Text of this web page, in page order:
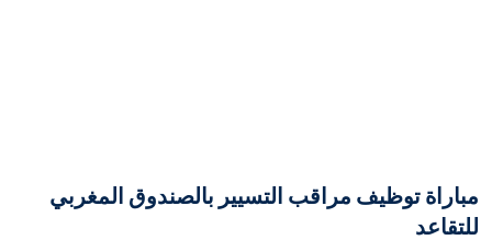
مباراة توظيف مراقب التسيير بالصندوق المغربي
للتقاعد